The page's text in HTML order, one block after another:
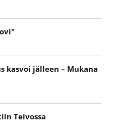
kasvoi jälleen – Mukana
Teivossa